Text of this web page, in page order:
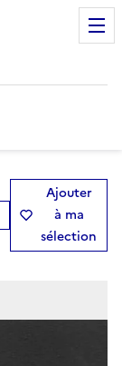
Ajouter
à ma
sélection